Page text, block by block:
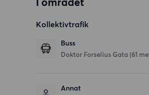
Kollektivtrafik
Buss
Doktor Forselius Gata (61
Annat